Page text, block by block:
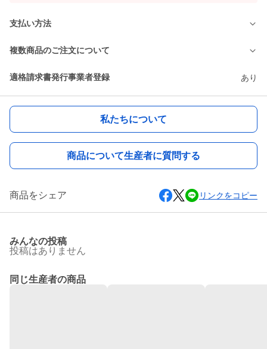
支払い方法
複数商品のご注文について
適格請求書発行事業者登録 あり
私たちについて
商品について生産者に質問する
商品をシェア リンクをコピー
みんなの投稿
投稿はありません
同じ生産者の商品